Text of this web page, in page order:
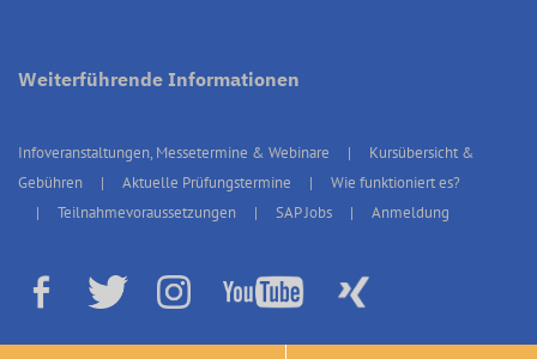
Weiterführende Informationen
Infoveranstaltungen, Messetermine & Webinare
Kursübersicht &
Gebühren
Aktuelle Prüfungstermine
Wie funktioniert es?
Teilnahmevoraussetzungen
SAP Jobs Anmeldung
© 2026 erp4students Deutschland, Alle Rechte vorbehalten.Impressum|